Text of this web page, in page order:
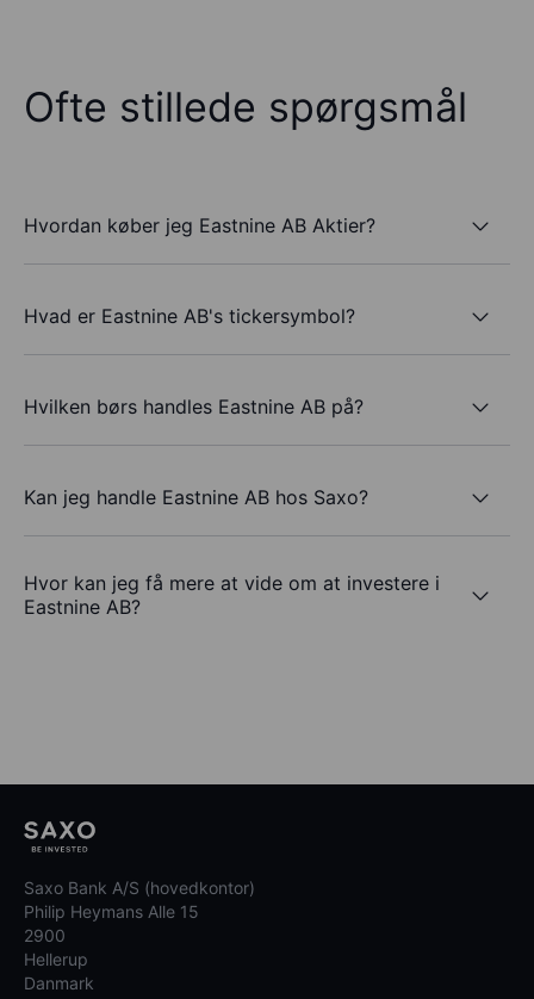
Ofte stillede spørgsmål
Hvordan køber jeg Eastnine AB Aktier?
Hvad er Eastnine AB's tickersymbol?
Hvilken børs handles Eastnine AB på?
Kan jeg handle Eastnine AB hos Saxo?
Hvor kan jeg få mere at vide om at investere i
Eastnine AB?
Saxo Bank A/S (hovedkontor)
Philip Heymans Alle 15
2900
Hellerup
Danmark